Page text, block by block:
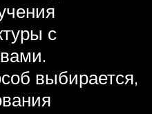
с
выбирается,